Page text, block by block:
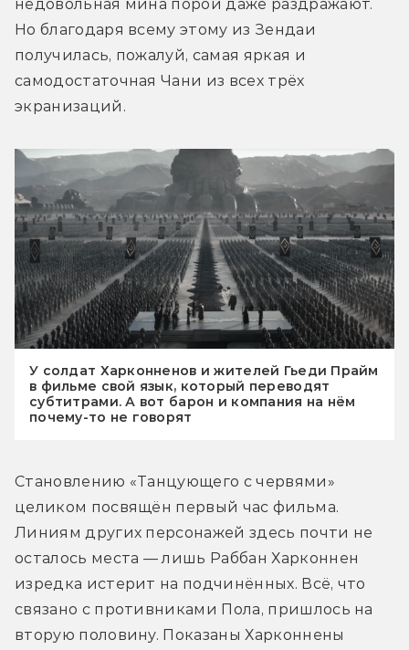
недовольная мина порой даже раздражают.
Но благодаря всему этому из Зендаи
получилась, пожалуй, самая яркая и
самодостаточная Чани из всех трёх
экранизаций.
У солдат Харконненов и жителей Гьеди Прайм
в фильме свой язык, который переводят
субтитрами. А вот барон и компания на нём
почему-то не говорят
Становлению «Танцующего с червями»
целиком посвящён первый час фильма.
Линиям других персонажей здесь почти не
осталось места — лишь Раббан Харконнен
изредка истерит на подчинённых. Всё, что
связано с противниками Пола, пришлось на
вторую половину. Показаны Харконнены